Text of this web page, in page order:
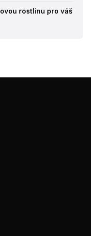
rostlinu pro váš